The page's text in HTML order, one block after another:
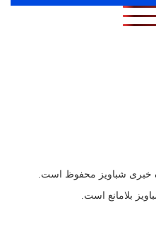
خبری شباویز محفوظ است.
بلامانع است.